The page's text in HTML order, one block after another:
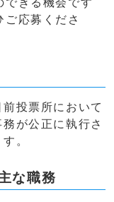
できる機会です
応募くださ
投票所において
が公正に執行さ
。
な職務